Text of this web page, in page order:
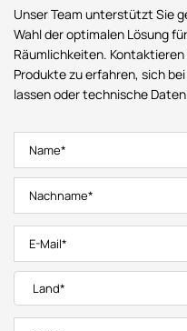
Unser Team unterstützt Sie
Wahl der optimalen Lösung
Räumlichkeiten.
Produkte zu erfahren, sich
lassen oder technische